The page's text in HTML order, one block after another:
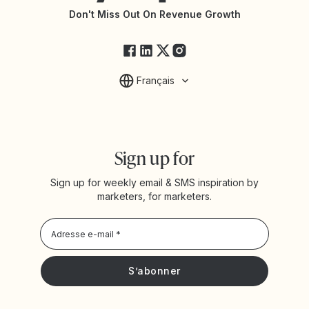
État des services YotpoDon't Miss Out On Revenue Growth
Français
Sign up for
Sign up for weekly email & SMS inspiration by
marketers, for marketers.